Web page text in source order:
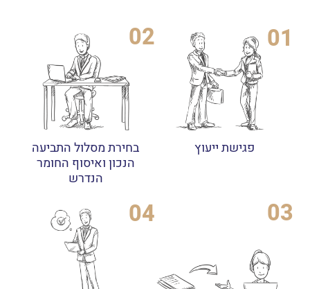
01
פגישת ייעוץ
02
בחירת מסלול התביעה
הנכון ואיסוף החומר
הנדרש
03
04